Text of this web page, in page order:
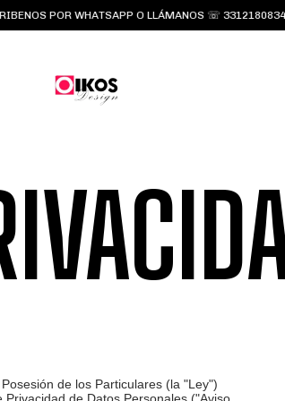
POR WHATSAPP O LLÁMANOS ☏ 3312180834 y
de los Particulares (la "Ley")
de Datos Personales ("Aviso